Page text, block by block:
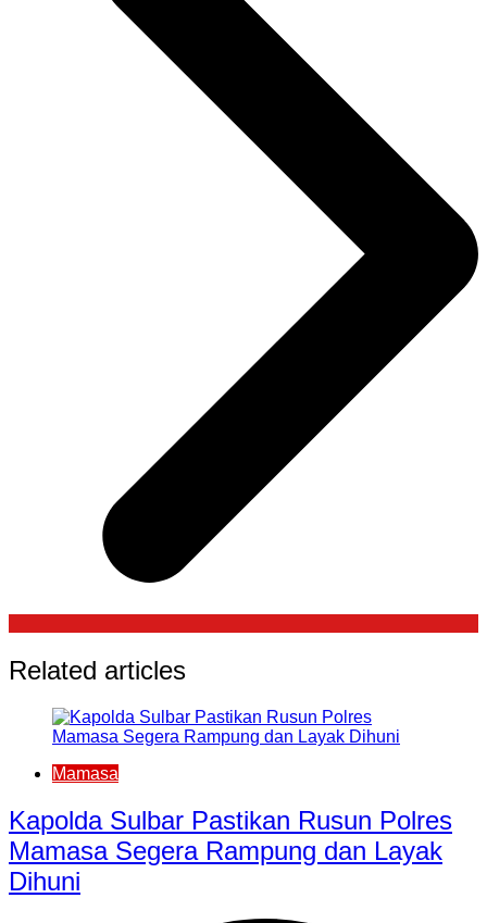
Related articles
Mamasa
Kapolda Sulbar Pastikan Rusun Polres
Mamasa Segera Rampung dan Layak
Dihuni